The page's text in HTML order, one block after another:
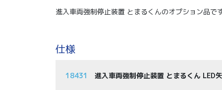
進入車両強制停止装置 とまるくんのオプション品です
仕様
18431 進入車両強制停止装置 とまるくん LED